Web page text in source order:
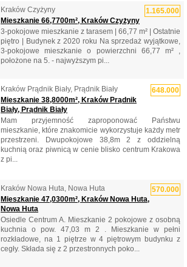
1.165.000
Kraków Czyżyny
Mieszkanie 66,7700m², Kraków Czyżyny
3-pokojowe mieszkanie z tarasem | 66,77 m² | Ostatnie
piętro | Budynek z 2020 roku Na sprzedaż wyjątkowe,
3-pokojowe mieszkanie o powierzchni 66,77 m² ,
położone na 5. - najwyższym pi...
648.000
Kraków Prądnik Biały, Prądnik Biały
Mieszkanie 38,8000m², Kraków Prądnik
Biały, Prądnik Biały
Mam przyjemność zaproponować Państwu
mieszkanie, które znakomicie wykorzystuje każdy metr
przestrzeni. Dwupokojowe 38,8m 2 z oddzielną
kuchnią oraz piwnicą w cenie blisko centrum Krakowa
z pi...
570.000
Kraków Nowa Huta, Nowa Huta
Mieszkanie 47,0300m², Kraków Nowa Huta,
Nowa Huta
Osiedle Centrum A. Mieszkanie 2 pokojowe z osobną
kuchnia o pow. 47,03 m 2 . Mieszkanie w pełni
rozkładowe, na 1 piętrze w 4 piętrowym budynku z
cegły. Składa się z 2 przestronnych poko...